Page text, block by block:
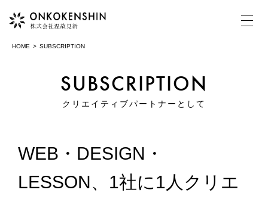
HOME
温故見新について
MOVIE
HOME SUBSCRIPTION
SUBSCRIPTION
クリエイティブパートナーとして
WEB・DESIGN・
LESSON、1社に1人クリエ